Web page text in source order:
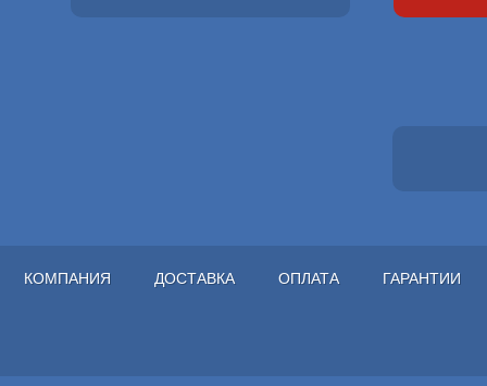
КОМПАНИЯ ДОСТАВКА ОПЛАТА ГАРАНТИИ